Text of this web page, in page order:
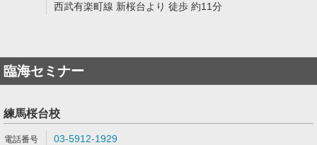
西武有楽町線 新桜台より 徒歩 約11分
臨海セミナー
練馬桜台校
03-5912-1929